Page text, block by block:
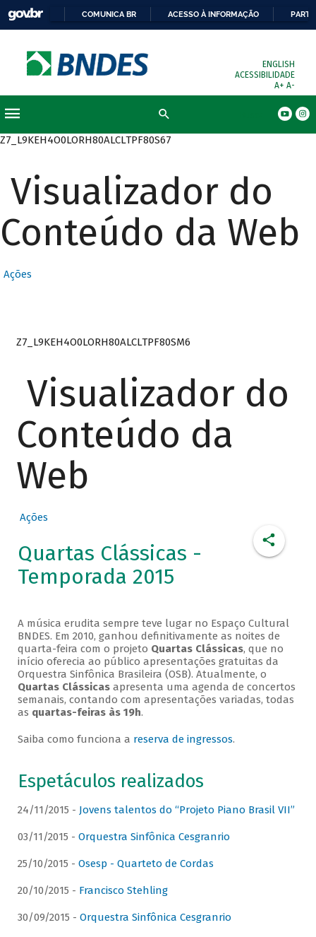
COMUNICA BR ACESSO À INFORMAÇÃO
ENGLISH
ACESSIBILIDADE
A+ A-
Z7_L9KEH4O0LORH80ALCLTPF80S67
Visualizador do
Conteúdo da Web
Ações
Z7_L9KEH4O0LORH80ALCLTPF80SM6
Visualizador do
Conteúdo da
Web
Ações
Quartas Clássicas -
Temporada 2015
A música erudita sempre teve lugar no Espaço Cultural
BNDES. Em 2010, ganhou definitivamente as noites de
quarta-feira com o projeto Quartas Clássicas, que no
início oferecia ao público apresentações gratuitas da
Orquestra Sinfônica Brasileira (OSB). Atualmente, o
Quartas Clássicasapresenta uma agenda de concertos
semanais, contando com apresentações variadas, todas
as quartas-feiras às 19h.
Saiba como funciona a reserva de ingressos.
Espetáculos realizados
24/11/2015 - Jovens talentos do “Projeto Piano Brasil VII”
03/11/2015 - Orquestra Sinfônica Cesgranrio
25/10/2015 - Osesp - Quarteto de Cordas
20/10/2015 - Francisco Stehling
30/09/2015 - Orquestra Sinfônica Cesgranrio